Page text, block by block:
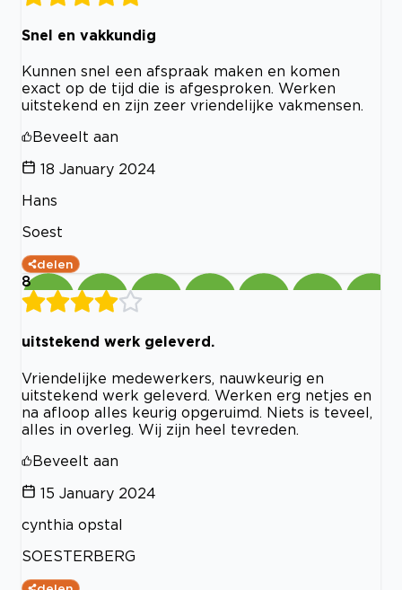
Snel en vakkundig
Kunnen snel een afspraak maken en komen
exact op de tijd die is afgesproken. Werken
uitstekend en zijn zeer vriendelijke vakmensen.
Beveelt aan
18 January 2024
Hans
Soest
delen
8
uitstekend werk geleverd.
Vriendelijke medewerkers, nauwkeurig en
uitstekend werk geleverd. Werken erg netjes en
na afloop alles keurig opgeruimd. Niets is teveel,
alles in overleg. Wij zijn heel tevreden.
Beveelt aan
15 January 2024
cynthia opstal
SOESTERBERG